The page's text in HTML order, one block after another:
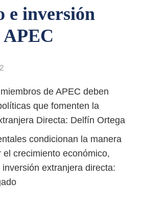
e inversión
de APEC deben
que fomenten la
Directa: Delfín Ortega
condicionan la manera
el crecimiento económico,
extranjera directa: